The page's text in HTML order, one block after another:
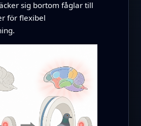
sig bortom fåglar till
för flexibel